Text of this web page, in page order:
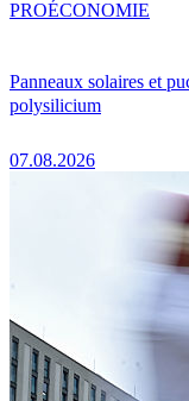
Panneaux solaires et
polysilicium
07.08.2026
PROÉCONOMIE